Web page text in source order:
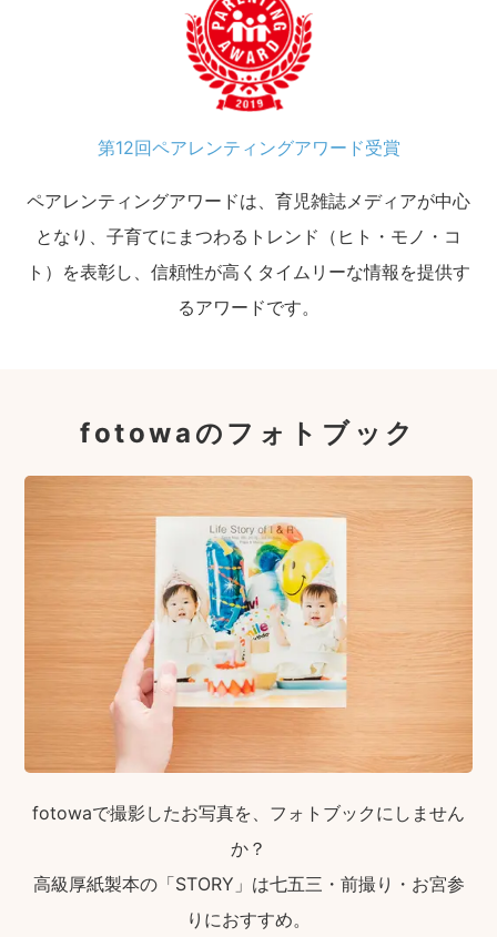
第12回ペアレンティングアワード受賞
ペアレンティングアワードは、育児雑誌メディアが中心
となり、子育てにまつわるトレンド（ヒト・モノ・コ
ト）を表彰し、信頼性が高くタイムリーな情報を提供す
るアワードです。
fotowaのフォトブック
fotowaで撮影したお写真を、フォトブックにしません
か？
高級厚紙製本の「STORY」は七五三・前撮り・お宮参
りにおすすめ。